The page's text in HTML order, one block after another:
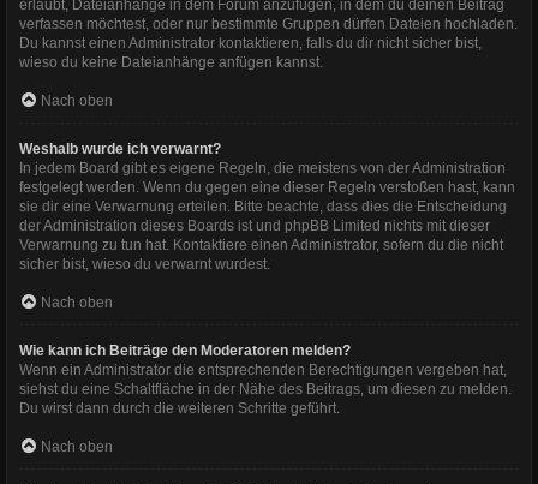
erlaubt, Dateianhänge in dem Forum anzufügen, in dem du deinen Beitrag
verfassen möchtest, oder nur bestimmte Gruppen dürfen Dateien hochladen.
Du kannst einen Administrator kontaktieren, falls du dir nicht sicher bist,
wieso du keine Dateianhänge anfügen kannst.
Nach oben
Weshalb wurde ich verwarnt?
In jedem Board gibt es eigene Regeln, die meistens von der Administration
festgelegt werden. Wenn du gegen eine dieser Regeln verstoßen hast, kann
sie dir eine Verwarnung erteilen. Bitte beachte, dass dies die Entscheidung
der Administration dieses Boards ist und phpBB Limited nichts mit dieser
Verwarnung zu tun hat. Kontaktiere einen Administrator, sofern du die nicht
sicher bist, wieso du verwarnt wurdest.
Nach oben
Wie kann ich Beiträge den Moderatoren melden?
Wenn ein Administrator die entsprechenden Berechtigungen vergeben hat,
siehst du eine Schaltfläche in der Nähe des Beitrags, um diesen zu melden.
Du wirst dann durch die weiteren Schritte geführt.
Nach oben